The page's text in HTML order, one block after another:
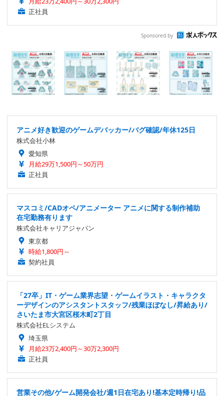
正社員
Sponsored by
アニメ好き歓迎のゲームデバッカー/バグ確認/年休125日
株式会社小林
愛知県
月給29万1,500円～50万円
正社員
マスコミ/CADオペ/アニメーター アニメに関する制作補助
在宅勤務有ります
株式会社キャリアジャパン
東京都
時給1,800円～
契約社員
「27卒」IT・ゲーム業界志望・ゲームイラスト・キャラクタ
ーデザインのアシスタントスタッフ/残業ほぼなし/昇給あり/
さいたま市大宮区桜木町2丁目
株式会社ELシステム
埼玉県
月給23万2,400円～30万2,300円
正社員
営業その他/ゲーム開発会社/週1日在宅あり!基本定時帰り!品